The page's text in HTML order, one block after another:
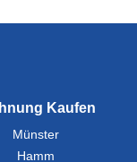
Kaufen
Münster
Hamm